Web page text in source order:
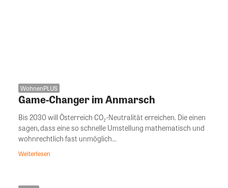
WohnenPLUS
Game-Changer im Anmarsch
Bis 2030 will Österreich CO₂-Neutralität erreichen. Die einen
sagen, dass eine so schnelle Umstellung mathematisch und
wohnrechtlich fast unmöglich...
Weiterlesen